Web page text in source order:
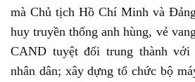
mà Chủ tịch Hồ Chí Minh và
huy truyền thống anh hùng, vẻ
CAND tuyệt đối trung thành
nhân dân; xây dựng tổ chức bộ